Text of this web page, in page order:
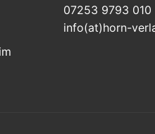
07253 9793 010
info(at)horn-